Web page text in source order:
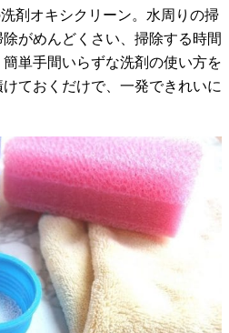
剤オキシクリーン。水周りの掃
がめんどくさい、掃除する時間
単手間いらずな洗剤の使い方を
ておくだけで、一発できれいに